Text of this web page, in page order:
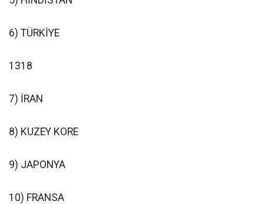
6) TÜRKİYE
1318
7) İRAN
8) KUZEY KORE
9) JAPONYA
10) FRANSA